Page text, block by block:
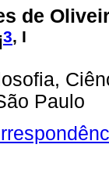
de
3, I
Paulo